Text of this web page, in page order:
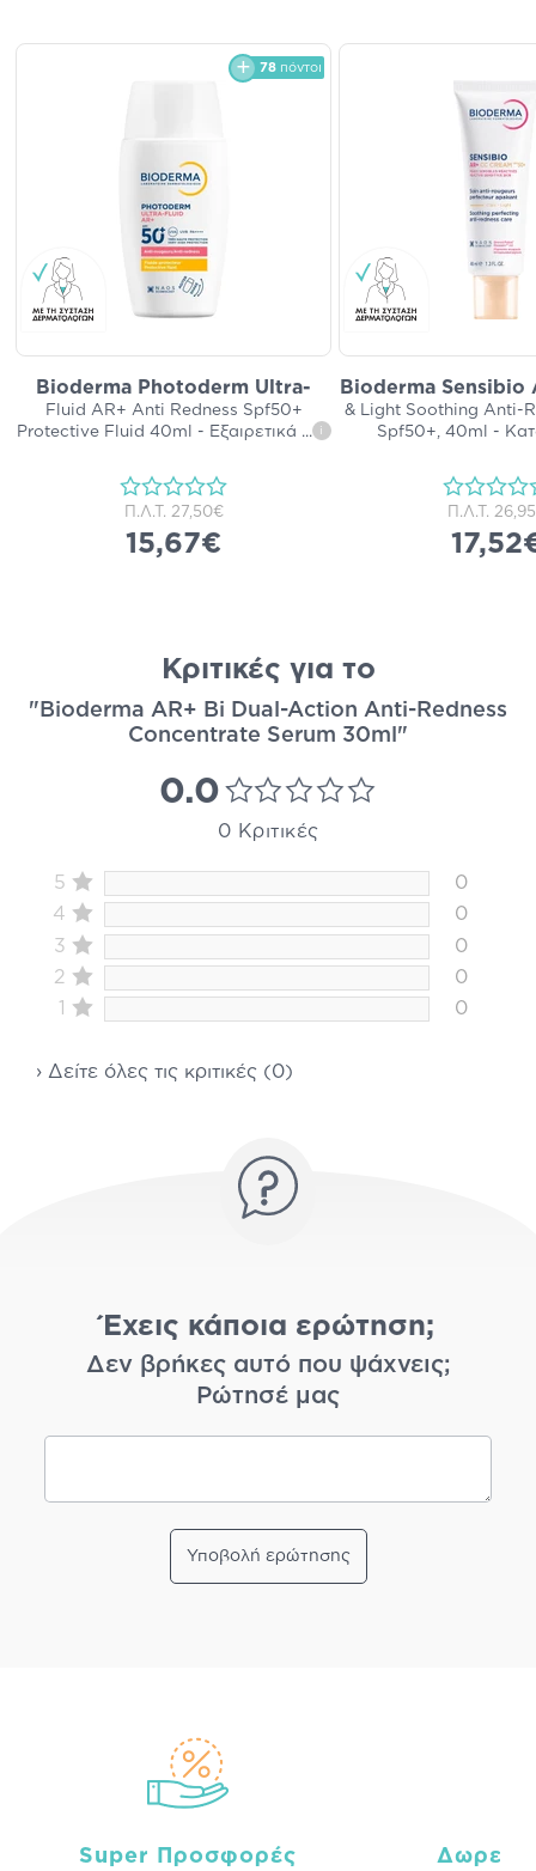
78 πόντοι
Bioderma Photoderm Ultra-
Fluid AR+ Anti Redness Spf50+
Protective Fluid 40ml - Εξαιρετικά ... i
Π.Λ.Τ. 27,50€
15,67€
Bioderma Sensibio
& Light Soothing Anti-
Spf50+, 40ml -
Π.Λ.Τ.
Κριτικές για το
"Bioderma AR+ Bi Dual-Action Anti-Redness
Concentrate Serum 30ml"
0.0
0 Κριτικές
5
0
4
0
3
0
2
0
1
0
› Δείτε όλες τις κριτικές (0)
Έχεις κάποια ερώτηση;
Δεν βρήκες αυτό που ψάχνεις;
Ρώτησέ μας
Υποβολή ερώτησης
Super Προσφορές Δωρεάν